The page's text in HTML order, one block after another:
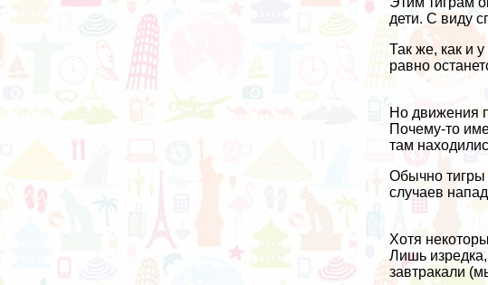
дети. С виду
Так же, как и
равно
Но движения
Почему-то
там
Обычно тигры
случаев
Хотя
Лишь изредка,
завтракали